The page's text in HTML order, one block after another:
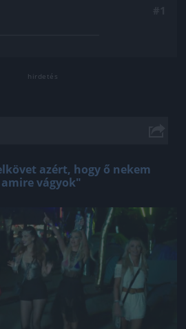
azért, hogy ő nekem
vágyok"
még kép!